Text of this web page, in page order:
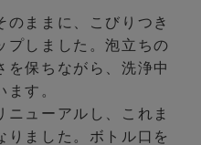
のままに、こびりつき
プしました。泡立ちの
を保ちながら、洗浄中
す。
ニューアルし、これま
りました。ボトル口を